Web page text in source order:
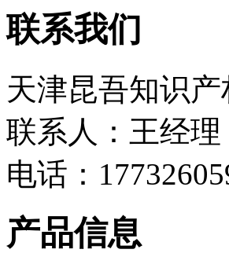
联系我们
天津昆吾知识
联系人：王经理
电话：
产品信息